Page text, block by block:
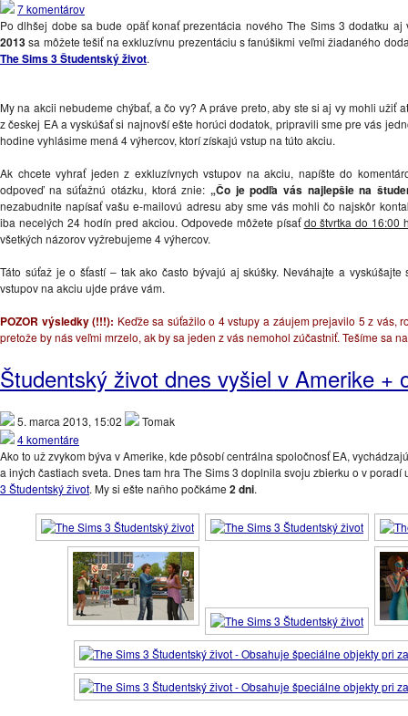
7 komentárov
Po dlhšej dobe sa bude opäť konať prezentácia nového The Sims 3 dodatku
2013sa môžete tešiť na exkluzívnu prezentáciu s fanúšikmi veľmi žiadaného
The Sims 3 Študentský život.
My na akcii nebudeme chýbať, a čo vy? A práve preto, aby ste si aj vy mohli užiť
z českej EA a vyskúšať si najnovší ešte horúci dodatok, pripravili sme pre vás
hodine vyhlásime mená 4 výhercov, ktorí získajú vstup na túto akciu.
Ak chcete vyhrať jeden z exkluzívnych vstupov na akciu, napíšte do
odpoveď na súťažnú otázku, ktorá znie: „Čo je podľa vás najlepšie na
nezabudnite napísať vašu e-mailovú adresu aby sme vás mohli čo najskôr
iba necelých 24 hodín pred akciou. Odpovede môžete písaťdo štvrtka do 16:00
všetkých názorov vyžrebujeme 4 výhercov.
Táto súťaž je o šťastí – tak ako často bývajú aj skúšky. Neváhajte a
vstupov na akciu ujde práve vám.
POZOR výsledky (!!!): Keďže sa súťažilo o 4 vstupy a záujem prejavilo 5 z vás,
pretože by nás veľmi mrzelo, ak by sa jeden z vás nemohol zúčastniť. Tešíme sa
Študentský život dnes vyšiel v Amerike +
5. marca 2013, 15:02
Tomak
4 komentáre
Ako to už zvykom býva v Amerike, kde pôsobí centrálna spoločnosť EA,
a iných častiach sveta. Dnes tam hra The Sims 3 doplnila svoju zbierku o v
3 Študentský život. My si ešte naňho počkáme 2 dni.